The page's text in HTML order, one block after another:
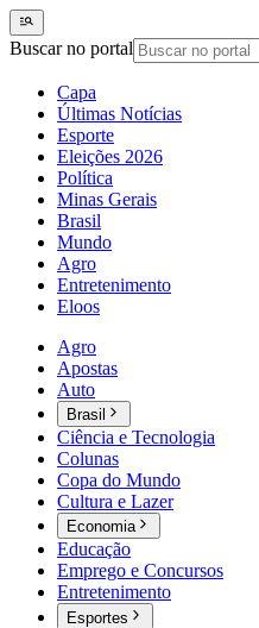
Buscar no portal
Capa
Últimas Notícias
Esporte
Eleições 2026
Política
Minas Gerais
Brasil
Mundo
Agro
Entretenimento
Eloos
Agro
Apostas
Auto
Brasil
Ciência e Tecnologia
Colunas
Copa do Mundo
Cultura e Lazer
Economia
Educação
Emprego e Concursos
Entretenimento
Esportes